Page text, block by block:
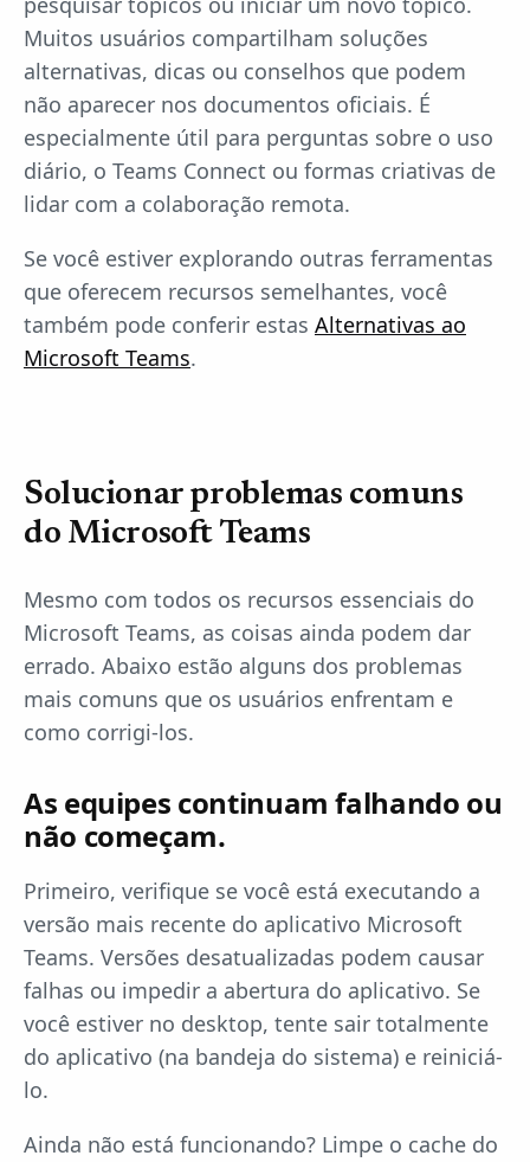
Muitos usuários compartilham soluções
alternativas, dicas ou conselhos que podem
não aparecer nos documentos oficiais. É
especialmente útil para perguntas sobre o uso
diário, o Teams Connect ou formas criativas de
lidar com a colaboração remota.
Se você estiver explorando outras ferramentas
que oferecem recursos semelhantes, você
também pode conferir estas Alternativas ao
Microsoft Teams.
Solucionar problemas comuns
do Microsoft Teams
Mesmo com todos os recursos essenciais do
Microsoft Teams, as coisas ainda podem dar
errado. Abaixo estão alguns dos problemas
mais comuns que os usuários enfrentam e
como corrigi-los.
As equipes continuam falhando ou
não começam.
Primeiro, verifique se você está executando a
versão mais recente do aplicativo Microsoft
Teams. Versões desatualizadas podem causar
falhas ou impedir a abertura do aplicativo. Se
você estiver no desktop, tente sair totalmente
do aplicativo (na bandeja do sistema) e reiniciá-
lo.
Ainda não está funcionando? Limpe o cache do